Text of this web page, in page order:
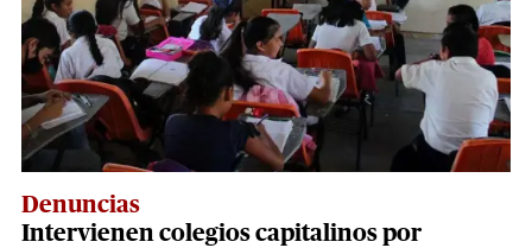
Denuncias
Intervienen colegios capitalinos por